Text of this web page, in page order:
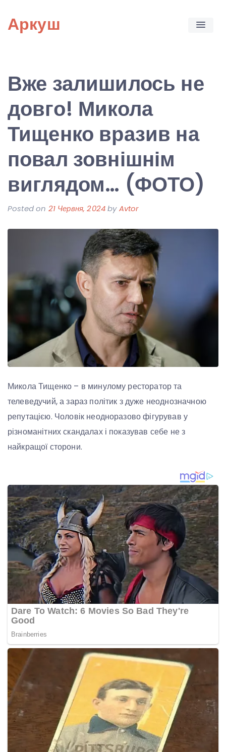
content
Аркуш
Вже залишилось не
довго! Микола
Тищенко вразив на
повал зовнішнім
виглядом… (ФОТО)
Posted on 21 Червня, 2024byAvtor
Микола Тищенко – в минулому ресторатор та
телеведучий, а зараз політик з дуже неоднозначною
репутацією. Чоловік неодноразово фігурував у
різноманітних скандалах і показував себе не з
найкращої сторони.